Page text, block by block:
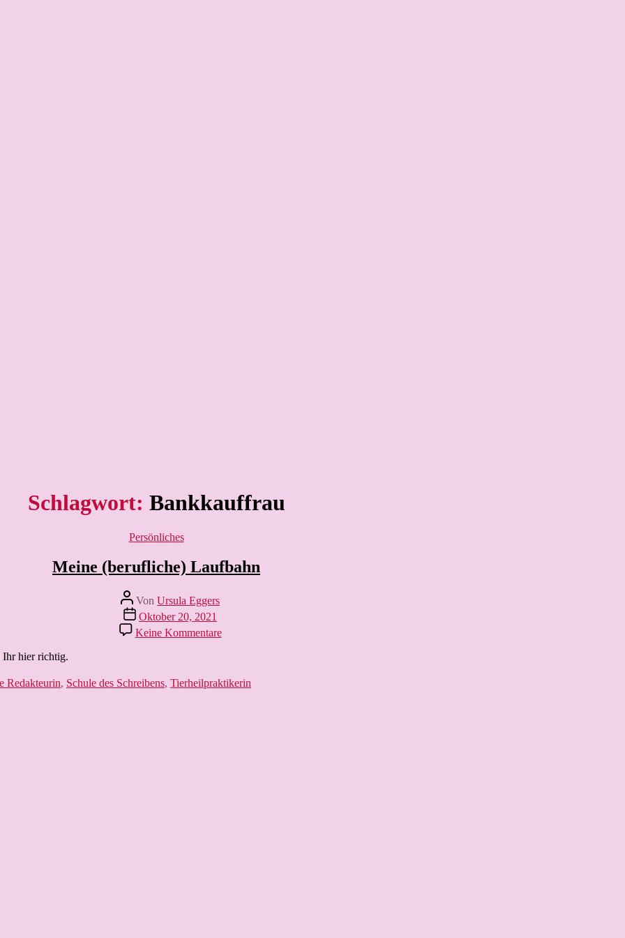
Schlagwort: Bankkauffrau
Kategorien
Persönliches
Meine (berufliche) Laufbahn
Beitragsautor
Von Ursula Eggers
Veröffentlichungsdatum
Oktober 20, 2021
Keine Kommentarezu
Meine
Ihr hier richtig.
Redakteurin, Schule des Schreibens, Tierheilpraktikerin